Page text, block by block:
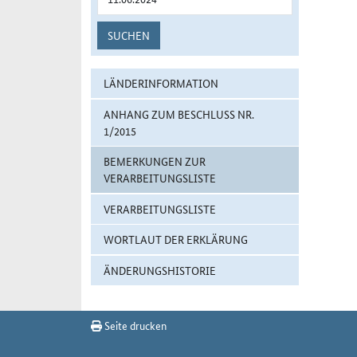
SUCHEN
LÄNDERINFORMATION
ANHANG ZUM BESCHLUSS NR.
1/2015
BEMERKUNGEN ZUR
VERARBEITUNGSLISTE
VERARBEITUNGSLISTE
WORTLAUT DER ERKLÄRUNG
ÄNDERUNGSHISTORIE
Seite drucken